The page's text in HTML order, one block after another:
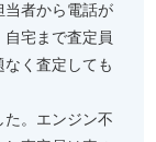
当者から電話が
宅まで査定員
く査定しても
。エンジン不